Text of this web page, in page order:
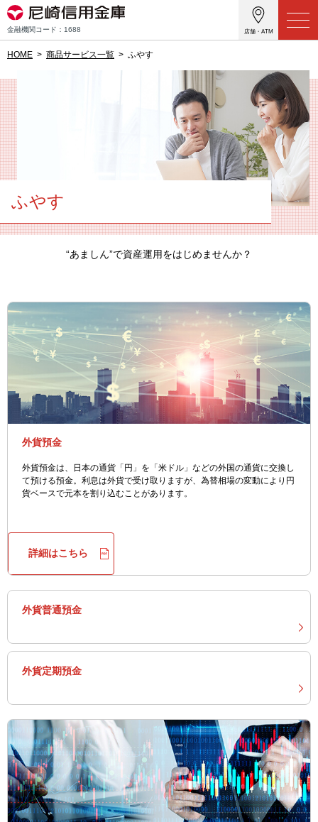
金融機関コード：1688 店舗・ATM
HOME 商品サービス一覧 ふやす
ふやす
“あましん”で資産運用をはじめませんか？
外貨預金
外貨預金は、日本の通貨「円」を「米ドル」などの外国の通貨に交換し
て預ける預金。利息は外貨で受け取りますが、為替相場の変動により円
貨ベースで元本を割り込むことがあります。
詳細はこちら
外貨普通預金
外貨定期預金